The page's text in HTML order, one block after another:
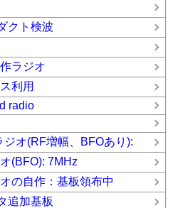
クト検波
ラジオ
利用
radio
オ(RF増幅、BFOあり):
(BFO): 7MHz
の自作：基板領布中
追加基板